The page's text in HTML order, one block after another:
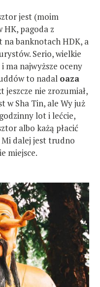
jest (moim
HK, pagoda z
na banknotach HDK, a
Serio, wielkie
ma najwyższe oceny
to nadal oaza
jeszcze nie zrozumiał,
w Sha Tin, ale Wy już
lot i lećcie,
albo każą płacić
Mi dalej jest trudno
miejsce.